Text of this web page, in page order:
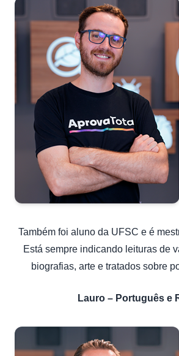
Também foi aluno da UFSC e é
Está sempre indicando leituras de
biografias, arte e tratados sobre
Lauro – Português e